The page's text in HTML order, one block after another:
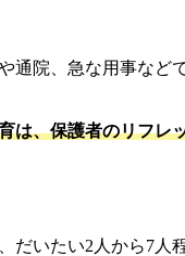
通院、急な用事など
は、保護者のリフレ
いたい2人から7人